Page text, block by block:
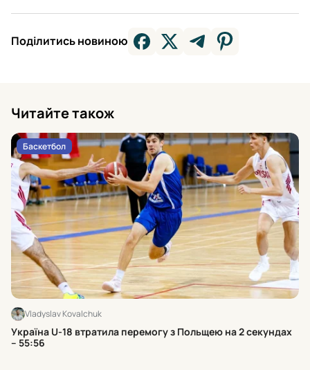
Поділитись новиною
Читайте також
Баскетбол
Vladyslav Kovalchuk
Україна U-18 втратила перемогу з Польщею на 2 секундах
– 55:56